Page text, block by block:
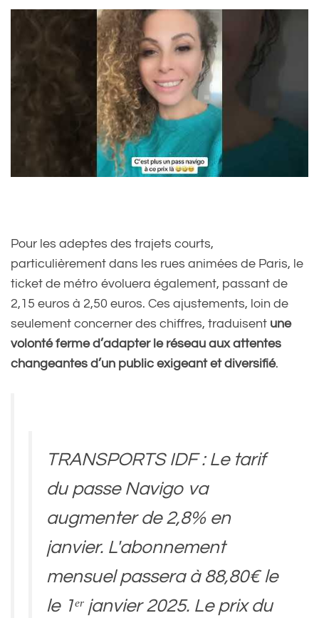
Pour les adeptes des trajets courts,
particulièrement dans les rues animées de Paris, le
ticket de métro évoluera également, passant de
2,15 euros à 2,50 euros. Ces ajustements, loin de
seulement concerner des chiffres, traduisent une
volonté ferme d’adapter le réseau aux attentes
changeantes d’un public exigeant et diversifié.
TRANSPORTS IDF : Le tarif
du passe Navigo va
augmenter de 2,8% en
janvier. L'abonnement
mensuel passera à 88,80€ le
le 1ᵉʳ janvier 2025. Le prix du